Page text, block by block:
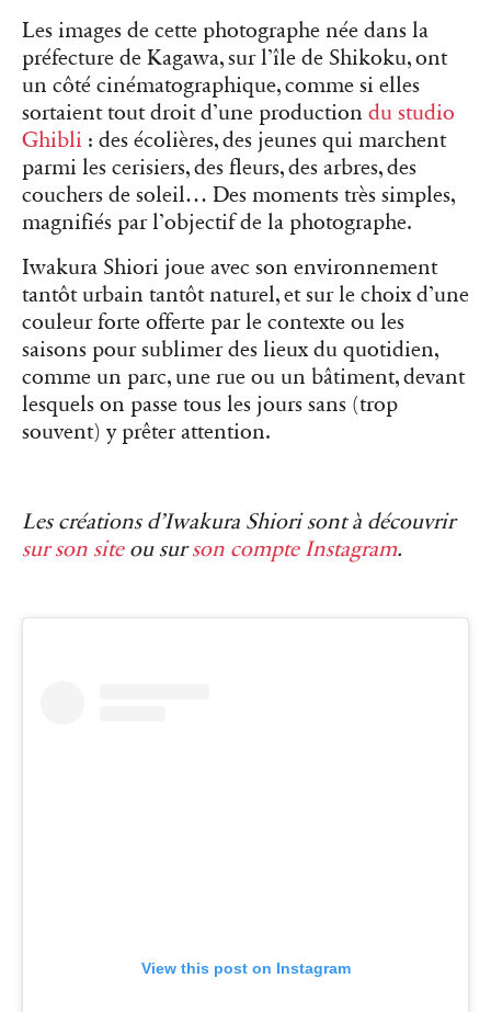
Les images de cette photographe née dans la
préfecture de Kagawa, sur l’île de Shikoku, ont
un côté cinématographique, comme si elles
sortaient tout droit d’une production du studio
Ghibli : des écolières, des jeunes qui marchent
parmi les cerisiers, des fleurs, des arbres, des
couchers de soleil… Des moments très simples,
magnifiés par l’objectif de la photographe.
Iwakura Shiori joue avec son environnement
tantôt urbain tantôt naturel, et sur le choix d’une
couleur forte offerte par le contexte ou les
saisons pour sublimer des lieux du quotidien,
comme un parc, une rue ou un bâtiment, devant
lesquels on passe tous les jours sans (trop
souvent) y prêter attention.
Les créations d’Iwakura Shiori sont à découvrir
sur son siteou surson compte Instagram.
View this post on Instagram